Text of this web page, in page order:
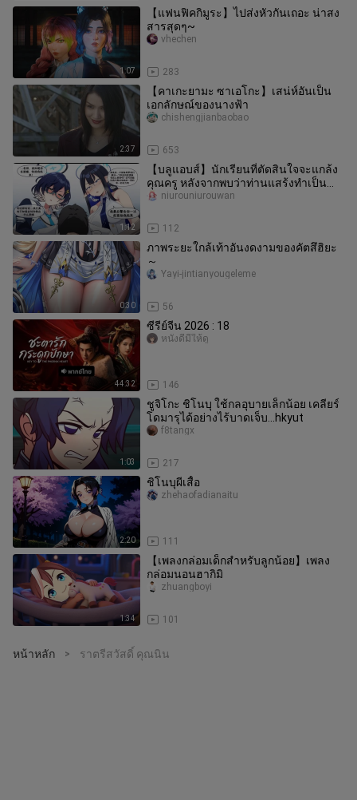
1:07
【แฟนฟิคกิมูระ】ไปส่งหัวกันเถอะ น่าสง
สารสุดๆ~
283
vhechen
2:37
【คาเกะยามะ ซาเอโกะ】เสน่ห์อันเป็น
เอกลักษณ์ของนางฟ้า
653
chishengjianbaobao
1:12
【บลูแอบส์】นักเรียนที่ตัดสินใจจะแกล้ง
คุณครู หลังจากพบว่าท่านแสร้งทำเป็น
หลับอยู่
112
niurouniurouwan
0:30
ภาพระยะใกล้เท้าอันงดงามของคัตสึฮิยะ
～
56
Yayi-jintianyougeleme
44:32
ซีรีย์จีน 2026 : 18
146
หนังดีมีให้ดู
1:03
ชูจิโกะ ชิโนบุ ใช้กลอุบายเล็กน้อย เคลียร์
โดมารุได้อย่างไร้บาดเจ็บ...hkyut
217
f8tangx
2:20
ชิโนบุผีเสื้อ
111
zhehaofadianaitu
1:34
【เพลงกล่อมเด็กสำหรับลูกน้อย】เพลง
กล่อมนอนฮากิมิ
101
zhuangboyi
หน้าหลัก > ราตรีสวัสดิ์ คุณนิน